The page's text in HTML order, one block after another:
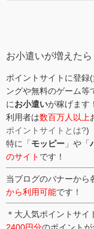
お小遣いが増えた
ポイントサイトに登録(
ングや無料のゲーム等
にお小遣いが稼げます！
利用者は数百万人以上
ポイントサイトとは?)
特に「モッピー 」や「
のサイト です！
当ブログのバナーから
から利用可能です！
＊大人気ポイントサイ
2400円分のポイントが